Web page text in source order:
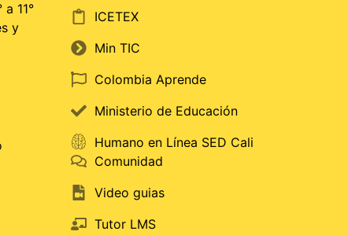
11°
y
ICETEX
Min TIC
Colombia Aprende
Ministerio de Educación
Humano en Línea SED Cali
Comunidad
Video guias
Tutor LMS